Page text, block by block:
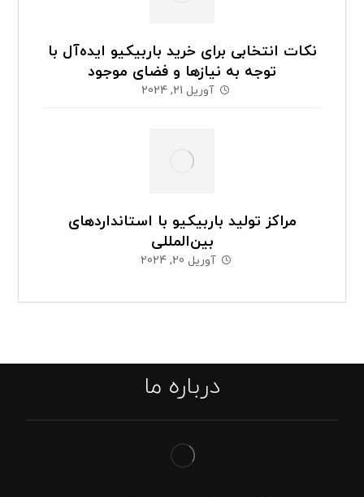
نکات انتخابی برای خرید باربیکیو ایده‌آل با
توجه به نیازها و فضای موجود
آوریل 21, 2024
مراکز تولید باربیکیو با استانداردهای
بین‌المللی
آوریل 20, 2024
درباره ما